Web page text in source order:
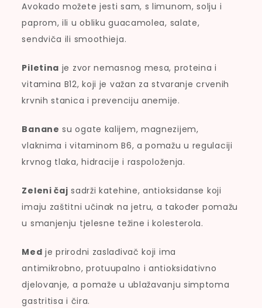
Avokado možete jesti sam, s limunom, solju i
paprom, ili u obliku guacamolea, salate,
sendviča ili smoothieja.
Piletina je zvor nemasnog mesa, proteina i
vitamina B12, koji je važan za stvaranje crvenih
krvnih stanica i prevenciju anemije.
Banane su ogate kalijem, magnezijem,
vlaknima i vitaminom B6, a pomažu u regulaciji
krvnog tlaka, hidracije i raspoloženja.
Zeleni čaj sadrži katehine, antioksidanse koji
imaju zaštitni učinak na jetru, a također pomažu
u smanjenju tjelesne težine i kolesterola.
Med je prirodni zaslađivač koji ima
antimikrobno, protuupalno i antioksidativno
djelovanje, a pomaže u ublažavanju simptoma
gastritisa i čira.